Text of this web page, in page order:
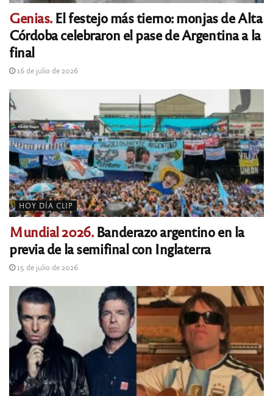
Genias.El festejo más tierno: monjas de Alta
Córdoba celebraron el pase de Argentina a la
final
16 de julio de 2026
HOY DÍA CLIP
Mundial 2026.Banderazo argentino en la
previa de la semifinal con Inglaterra
15 de julio de 2026